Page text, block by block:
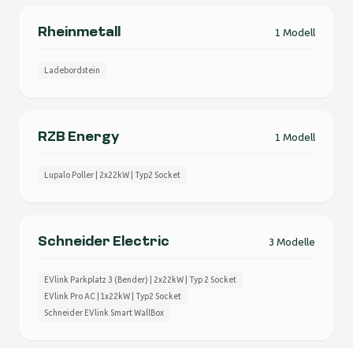
Rheinmetall 1 Modell
Ladebordstein
RZB Energy 1 Modell
Lupalo Poller | 2x22kW | Typ2 Socket
Schneider Electric 3 Modelle
EVlink Parkplatz 3 (Bender) | 2x22kW | Typ 2 Socket
EVlink Pro AC | 1x22kW | Typ2 Socket
Schneider EVlink Smart WallBox